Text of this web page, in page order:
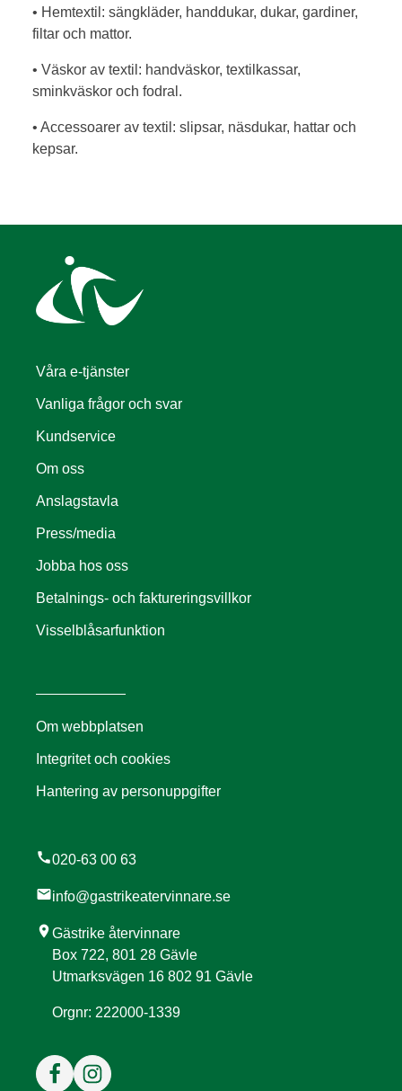
• Hemtextil: sängkläder, handdukar, dukar, gardiner,
filtar och mattor.
• Väskor av textil: handväskor, textilkassar,
sminkväskor och fodral.
• Accessoarer av textil: slipsar, näsdukar, hattar och
kepsar.
Våra e-tjänster
Vanliga frågor och svar
Kundservice
Om oss
Anslagstavla
Press/media
Jobba hos oss
Betalnings- och faktureringsvillkor
Visselblåsarfunktion
Om webbplatsen
Integritet och cookies
Hantering av personuppgifter
call020-63 00 63
mailinfo@gastrikeatervinnare.se
location_onGästrike återvinnare
Box 722, 801 28 Gävle
Utmarksvägen 16 802 91 Gävle
Orgnr: 222000-1339